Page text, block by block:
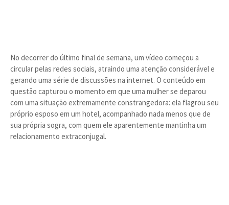
No decorrer do último final de semana, um vídeo começou a
circular pelas redes sociais, atraindo uma atenção considerável e
gerando uma série de discussões na internet. O conteúdo em
questão capturou o momento em que uma mulher se deparou
com uma situação extremamente constrangedora: ela flagrou seu
próprio esposo em um hotel, acompanhado nada menos que de
sua própria sogra, com quem ele aparentemente mantinha um
relacionamento extraconjugal.